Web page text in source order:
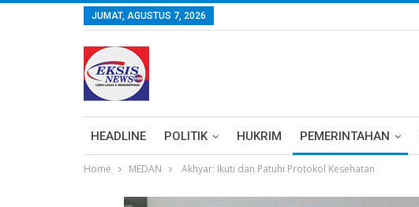
JUMAT, AGUSTUS 7, 2026
HEADLINE POLITIK HUKRIM PEMERINTAHAN
Home MEDAN Akhyar: Ikuti dan Patuhi Protokol Kesehatan